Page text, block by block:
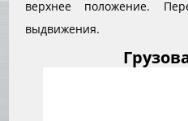
верхнее положение.
выдвижения.